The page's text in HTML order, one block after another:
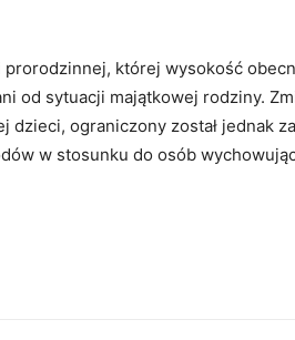
prorodzinnej, której wysokość
od sytuacji majątkowej rodziny.
dzieci, ograniczony został jednak
w stosunku do osób